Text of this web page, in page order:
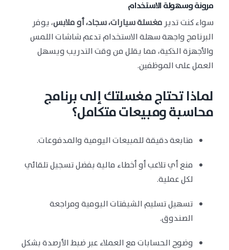
مرونة وسهولة الاستخدام
سواء كنت تدير مغسلة سيارات، سجاد، أو ملابس، يوفر
البرنامج واجهة سهلة الاستخدام تدعم شاشات اللمس
والأجهزة الذكية، مما يقلل من وقت التدريب ويسهل
العمل على الموظفين.
لماذا تحتاج مغسلتك إلى برنامج
محاسبة ومبيعات متكامل؟
متابعة دقيقة للمبيعات اليومية والمدفوعات.
منع أي تلاعب أو أخطاء مالية بفضل تسجيل تلقائي
لكل عملية.
تسهيل تسليم الشيفتات اليومية ومراجعة
الصندوق.
وضوح الحسابات مع العملاء عبر ضبط الأرصدة بشكل